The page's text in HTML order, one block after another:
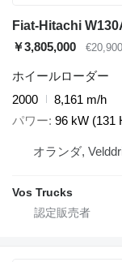
￥3,805,000 €20,900
ホイールローダー
2000
8,161 m/h
パワー 96 kW (131
オランダ,
Vos Trucks